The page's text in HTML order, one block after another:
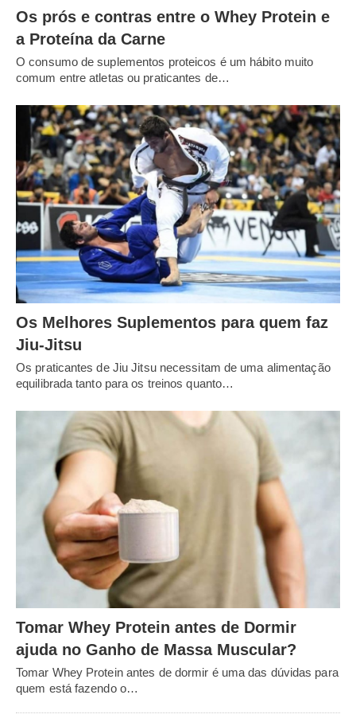
Os prós e contras entre o Whey Protein e
a Proteína da Carne
O consumo de suplementos proteicos é um hábito muito
comum entre atletas ou praticantes de…
Os Melhores Suplementos para quem faz
Jiu-Jitsu
Os praticantes de Jiu Jitsu necessitam de uma alimentação
equilibrada tanto para os treinos quanto…
Tomar Whey Protein antes de Dormir
ajuda no Ganho de Massa Muscular?
Tomar Whey Protein antes de dormir é uma das dúvidas para
quem está fazendo o…